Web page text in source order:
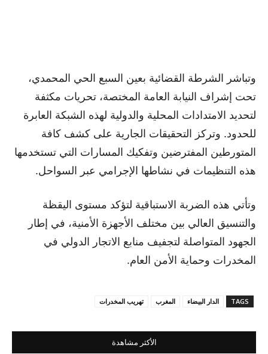
وتباشر الشرطة القضائية بعين السبع الحي المحمدي،
تحت إشراف النيابة العامة المختصة، تحريات مكثفة
لتحديد الامتدادات المحلية والدولية لهذه الشبكة العابرة
للحدود. وتركز التحقيقات الجارية على كشف كافة
المتورطين المفترضين وتفكيك المسارات التي تستخدمها
هذه التنظيمات في نشاطها الإجرامي عبر السواحل.
وتأتي هذه الضربة الاستباقية لتؤكد مستوى اليقظة
والتنسيق العالي بين مختلف الأجهزة الأمنية، في إطار
الجهود المتواصلة لتجفيف منابع الاتجار الدولي في
المخدرات وحماية الأمن العام.
TAGS الدار البيضاء المغرب تهريب المخدرات
الأكثر مشاهدة